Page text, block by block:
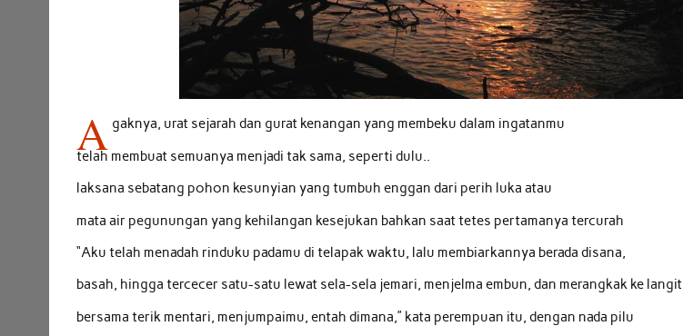
A gaknya, urat sejarah dan gurat kenangan yang membeku dalam ingatanmu
telah membuat semuanya menjadi tak sama, seperti dulu..
laksana sebatang pohon kesunyian yang tumbuh enggan dari perih luka atau
mata air pegunungan yang kehilangan kesejukan bahkan saat tetes pertamanya tercurah
“Aku telah menadah rinduku padamu di telapak waktu, lalu membiarkannya berada disana,
basah, hingga tercecer satu-satu lewat sela-sela jemari, menjelma embun, dan merangkak ke langit
bersama terik mentari, menjumpaimu, entah dimana,” kata perempuan itu, dengan nada pilu